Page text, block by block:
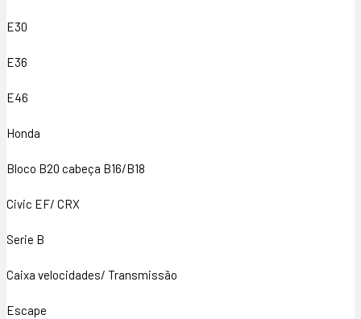
E30
E36
E46
Honda
Bloco B20 cabeça B16/B18
Civic EF/ CRX
Serie B
Caixa velocidades/ Transmissão
Escape